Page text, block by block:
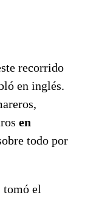
recorrido
en inglés.
en
todo por
tomó el